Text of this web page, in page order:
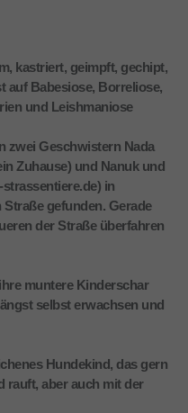
kastriert, geimpft, gechipt,
auf Babesiose, Borreliose,
und Leishmaniose
zwei Geschwistern Nada
Zuhause) und Nanuk und
in
gefunden. Gerade
der Straße überfahren
muntere Kinderschar
selbst erwachsen und
Hundekind, das gern
rauft, aber auch mit der